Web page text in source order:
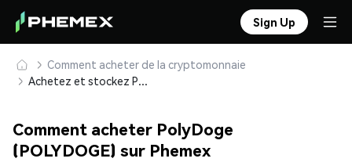
Sign Up
Comment acheter de la cryptomonnaie
Achetez et stockez PolyDoge (POLYDOGE) en toute sécurité
Comment acheter PolyDoge
(POLYDOGE) sur Phemex